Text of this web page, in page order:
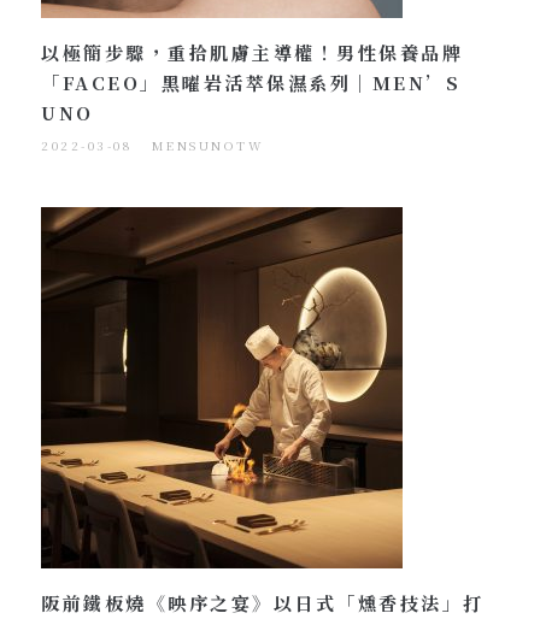
以極簡步驟，重拾肌膚主導權！男性保養品牌
「FACEO」黑曜岩活萃保濕系列｜MEN’S
UNO
2022-03-08 MENSUNOTW
阪前鐵板燒《映序之宴》以日式「燻香技法」打